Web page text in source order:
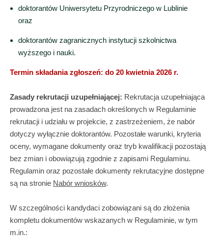
doktorantów Uniwersytetu Przyrodniczego w Lublinie
oraz
doktorantów zagranicznych instytucji szkolnictwa
wyższego i nauki.
Termin składania zgłoszeń: do 20 kwietnia 2026 r.
Zasady rekrutacji uzupełniającej: Rekrutacja uzupełniająca
prowadzona jest na zasadach określonych w Regulaminie
rekrutacji i udziału w projekcie, z zastrzeżeniem, że nabór
dotyczy wyłącznie doktorantów. Pozostałe warunki, kryteria
oceny, wymagane dokumenty oraz tryb kwalifikacji pozostają
bez zmian i obowiązują zgodnie z zapisami Regulaminu.
Regulamin oraz pozostałe dokumenty rekrutacyjne dostępne
są na stronie Nabór wniosków.
W szczególności kandydaci zobowiązani są do złożenia
kompletu dokumentów wskazanych w Regulaminie, w tym
m.in.: